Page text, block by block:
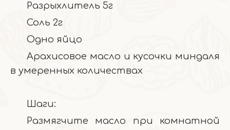
Разрыхлитель 5г
Соль 2г
Одно яйцо
Арахисовое масло и кусочки миндаля
в умеренных количествах
Шаги:
Размягчите масло при комнатной